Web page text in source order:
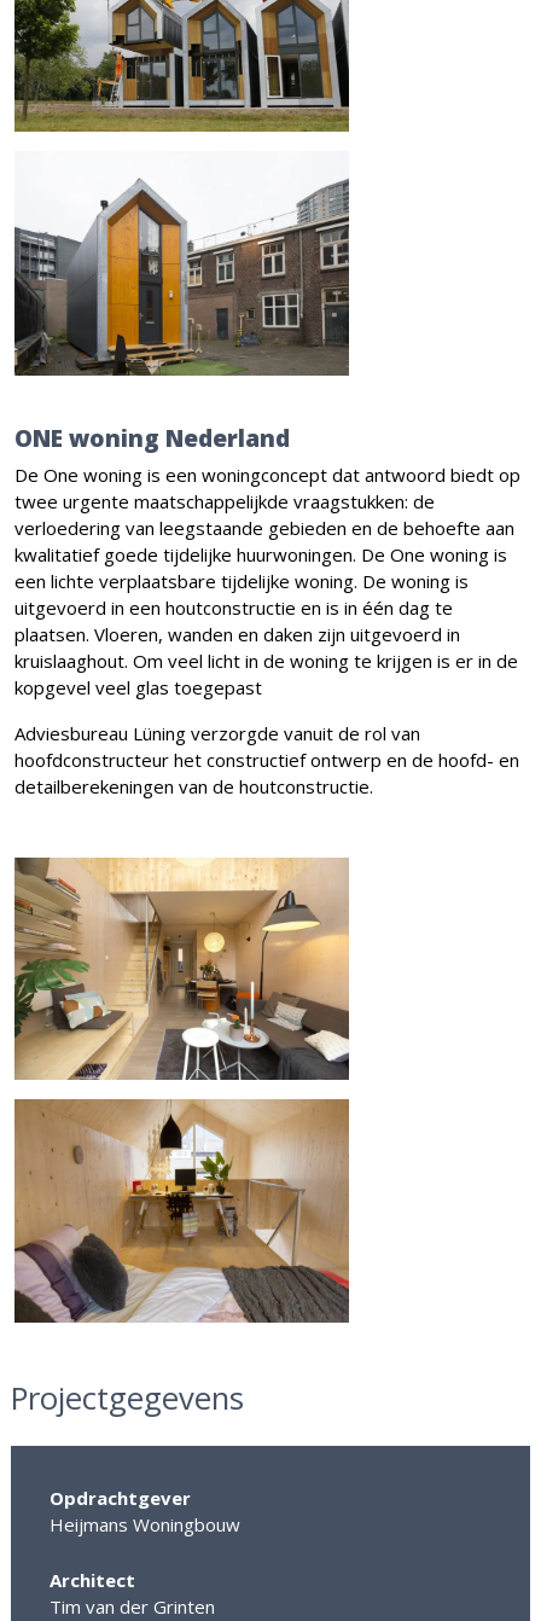
ONE woning Nederland
De One woning is een woningconcept dat antwoord biedt op
twee urgente maatschappelijkde vraagstukken: de
verloedering van leegstaande gebieden en de behoefte aan
kwalitatief goede tijdelijke huurwoningen. De One woning is
een lichte verplaatsbare tijdelijke woning. De woning is
uitgevoerd in een houtconstructie en is in één dag te
plaatsen. Vloeren, wanden en daken zijn uitgevoerd in
kruislaaghout. Om veel licht in de woning te krijgen is er in de
kopgevel veel glas toegepast
Adviesbureau Lüning verzorgde vanuit de rol van
hoofdconstructeur het constructief ontwerp en de hoofd- en
detailberekeningen van de houtconstructie.
Projectgegevens
Opdrachtgever
Heijmans Woningbouw
Architect
Tim van der Grinten